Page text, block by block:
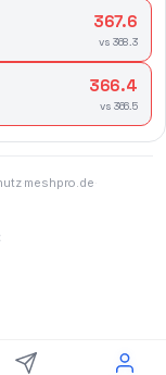
367.6
vs 368.3
366.4
vs 366.5
· meshpro.de